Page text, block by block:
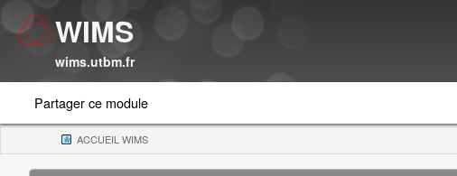
WIMS
wims.utbm.fr
Partager ce module
ACCUEIL WIMS(CURRENT)